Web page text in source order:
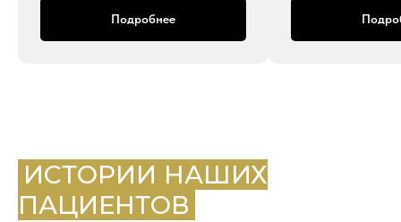
Подробнее
ИСТОРИИ НАШИХ
ПАЦИЕНТОВ